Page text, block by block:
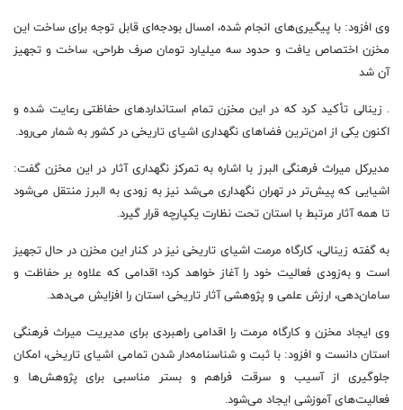
وی افزود: با پیگیری‌های انجام شده، امسال بودجه‌ای قابل توجه برای ساخت این
مخزن اختصاص یافت و حدود سه میلیارد تومان صرف طراحی، ساخت و تجهیز
آن شد
. زینالی تأکید کرد که در این مخزن تمام استانداردهای حفاظتی رعایت شده و
اکنون یکی از امن‌ترین فضاهای نگهداری اشیای تاریخی در کشور به شمار می‌رود.
مدیرکل میراث فرهنگی البرز با اشاره به تمرکز نگهداری آثار در این مخزن گفت:
اشیایی که پیش‌تر در تهران نگهداری می‌شد نیز به زودی به البرز منتقل می‌شود
تا همه آثار مرتبط با استان تحت نظارت یکپارچه قرار گیرد.
به گفته زینالی، کارگاه مرمت اشیای تاریخی نیز در کنار این مخزن در حال تجهیز
است و به‌زودی فعالیت خود را آغاز خواهد کرد؛ اقدامی که علاوه بر حفاظت و
سامان‌دهی، ارزش علمی و پژوهشی آثار تاریخی استان را افزایش می‌دهد.
وی ایجاد مخزن و کارگاه مرمت را اقدامی راهبردی برای مدیریت میراث فرهنگی
استان دانست و افزود: با ثبت و شناسنامه‌دار شدن تمامی اشیای تاریخی، امکان
جلوگیری از آسیب و سرقت فراهم و بستر مناسبی برای پژوهش‌ها و
فعالیت‌های آموزشی ایجاد می‌شود.